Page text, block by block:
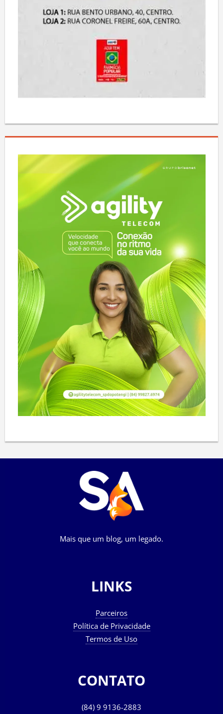
Mais que um blog, um legado.
LINKS
Parceiros
Política de Privacidade
Termos de Uso
CONTATO
(84) 9 9136-2883